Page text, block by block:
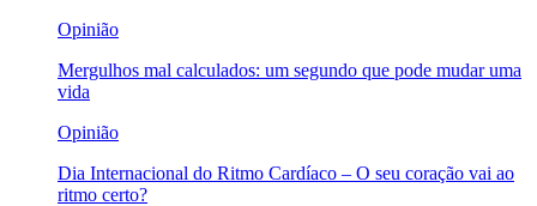
Opinião
Mergulhos mal calculados: um segundo que pode mudar uma
vida
Opinião
Dia Internacional do Ritmo Cardíaco – O seu coração vai ao
ritmo certo?